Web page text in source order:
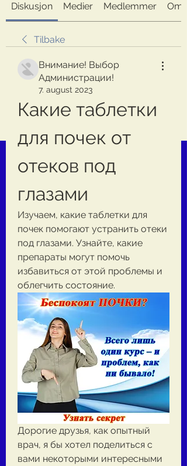
Diskusjon Medier Medlemmer Om
Tilbake
Внимание! Выбор
Администрации!
7. august 2023
Какие таблетки
для почек от
отеков под
глазами
Изучаем, какие таблетки для
почек помогают устранить отеки
под глазами. Узнайте, какие
препараты могут помочь
избавиться от этой проблемы и
облегчить состояние.
Дорогие друзья, как опытный
врач, я бы хотел поделиться с
вами некоторыми интересными